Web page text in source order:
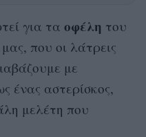
για τα οφέλη του
που οι λάτρεις
με
ένας αστερίσκος,
μελέτη που